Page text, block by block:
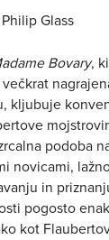
Glass
Bovary,
kljubuje
podoba
novicami,
in
pogosto
kot